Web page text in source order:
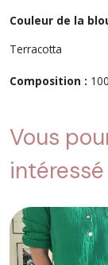
Couleur de la
Terracotta
Composition :
Vous